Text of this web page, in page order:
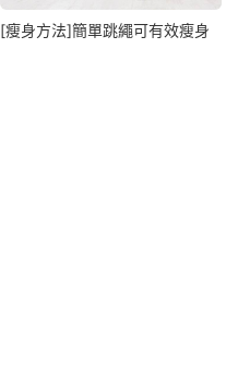
[瘦身方法]簡單跳繩可有效瘦身